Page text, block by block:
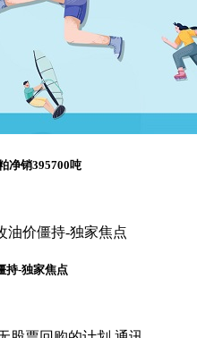
净销395700吨
持-独家焦点